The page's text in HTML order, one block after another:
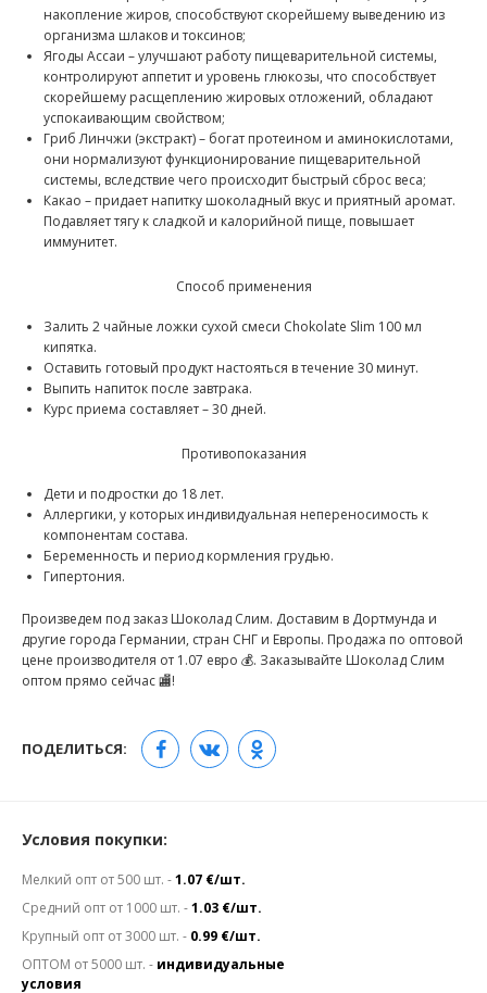
накопление жиров, способствуют скорейшему выведению из
организма шлаков и токсинов;
Ягоды Ассаи – улучшают работу пищеварительной системы,
контролируют аппетит и уровень глюкозы, что способствует
скорейшему расщеплению жировых отложений, обладают
успокаивающим свойством;
Гриб Линчжи (экстракт) – богат протеином и аминокислотами,
они нормализуют функционирование пищеварительной
системы, вследствие чего происходит быстрый сброс веса;
Какао – придает напитку шоколадный вкус и приятный аромат.
Подавляет тягу к сладкой и калорийной пище, повышает
иммунитет.
Способ применения
Залить 2 чайные ложки сухой смеси Chokolate Slim 100 мл
кипятка.
Оставить готовый продукт настояться в течение 30 минут.
Выпить напиток после завтрака.
Курс приема составляет – 30 дней.
Противопоказания
Дети и подростки до 18 лет.
Аллергики, у которых индивидуальная непереносимость к
компонентам состава.
Беременность и период кормления грудью.
Гипертония.
Произведем под заказ Шоколад Слим. Доставим в Дортмунда и
другие города Германии, стран СНГ и Европы. Продажа по оптовой
цене производителя от 1.07 евро 💰. Заказывайте Шоколад Слим
оптом прямо сейчас 🏬!
ПОДЕЛИТЬСЯ:
Условия покупки:
Мелкий опт от 500 шт. -1.07 €/шт.
Средний опт от 1000 шт. -1.03 €/шт.
Крупный опт от 3000 шт. - 0.99 €/шт.
ОПТОМ от 5000 шт. - индивидуальные
условия